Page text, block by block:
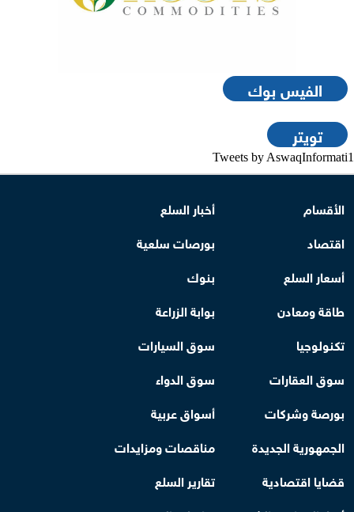
الفيس بوك
تويتر
Tweets by AswaqInformati1
الأقسام
أخبار السلع
اقتصاد
بورصات سلعية
أسعار السلع
بنوك
طاقة ومعادن
بوابة الزراعة
تكنولوجيا
سوق السيارات
سوق العقارات
سوق الدواء
بورصة وشركات
أسواق عربية
الجمهورية الجديدة
مناقصات ومزايدات
قضايا اقتصادية
تقارير السلع